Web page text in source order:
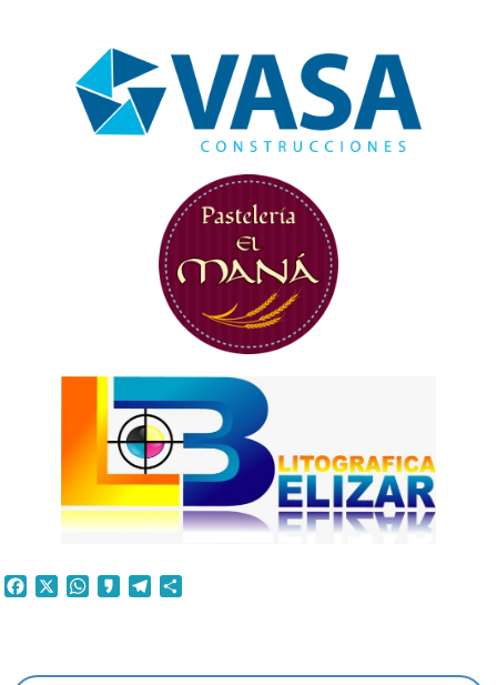
FacebookWhatsApp
KakaoTelegram